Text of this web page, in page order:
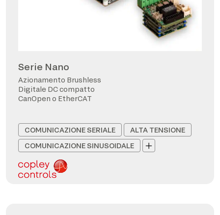
Serie Nano
Azionamento Brushless
Digitale DC compatto
CanOpen o EtherCAT
COMUNICAZIONE SERIALE
ALTA TENSIONE
COMUNICAZIONE SINUSOIDALE